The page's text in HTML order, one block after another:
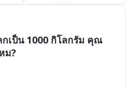
เป็น 1000 กิโลกรัม คุณ
ม?